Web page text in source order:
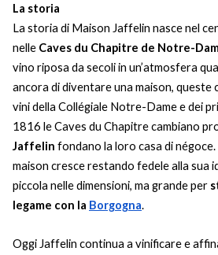
Formentini
Fontana Candida
Jaffelin
Lamberti
Melini
Frascati
Lambrusco
Lugana
Metodo Classico
Nebbiolo
Scopri l'Aglianico
Scopri di più
LASCIATI
INCANTARE
DALL'AMARONE
Il Re dei rossi
Scopri i vini
SOAVE: IL
CLASSICO DI
VERONA
Scopri di più
I BIANCHI DI
SICILIA
I profumi di un'isola
La storia
La storia di Maison Jaffelin nasce nel
nelle Caves du Chapitre de Notre-
vino riposa da secoli in un’atmosfera
ancora di diventare una maison, queste
vini della Collégiale Notre-Dame e dei
1816 le Caves du Chapitre cambiano
Jaffelin fondano la loro casa di
maison cresce restando fedele alla sua
piccola nelle dimensioni, ma grande per
legame con la Borgogna.
Oggi Jaffelin continua a vinificare e